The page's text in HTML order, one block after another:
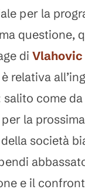
per la
questione,
di Vlahovic
è relativa
come da
la
società
e il